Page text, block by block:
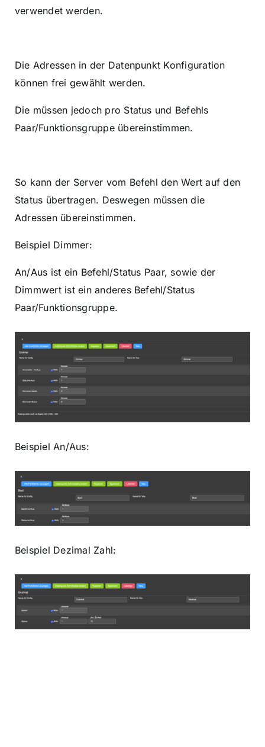
verwendet werden.
Die Adressen in der Datenpunkt Konfiguration
können frei gewählt werden.
Die müssen jedoch pro Status und Befehls
Paar/Funktionsgruppe übereinstimmen.
So kann der Server vom Befehl den Wert auf den
Status übertragen. Deswegen müssen die
Adressen übereinstimmen.
Beispiel Dimmer:
An/Aus ist ein Befehl/Status Paar, sowie der
Dimmwert ist ein anderes Befehl/Status
Paar/Funktionsgruppe.
Beispiel An/Aus:
Beispiel Dezimal Zahl: